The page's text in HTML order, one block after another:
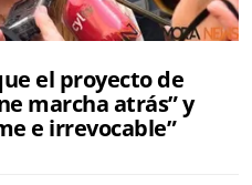
el proyecto de
marcha atrás” y
e irrevocable”